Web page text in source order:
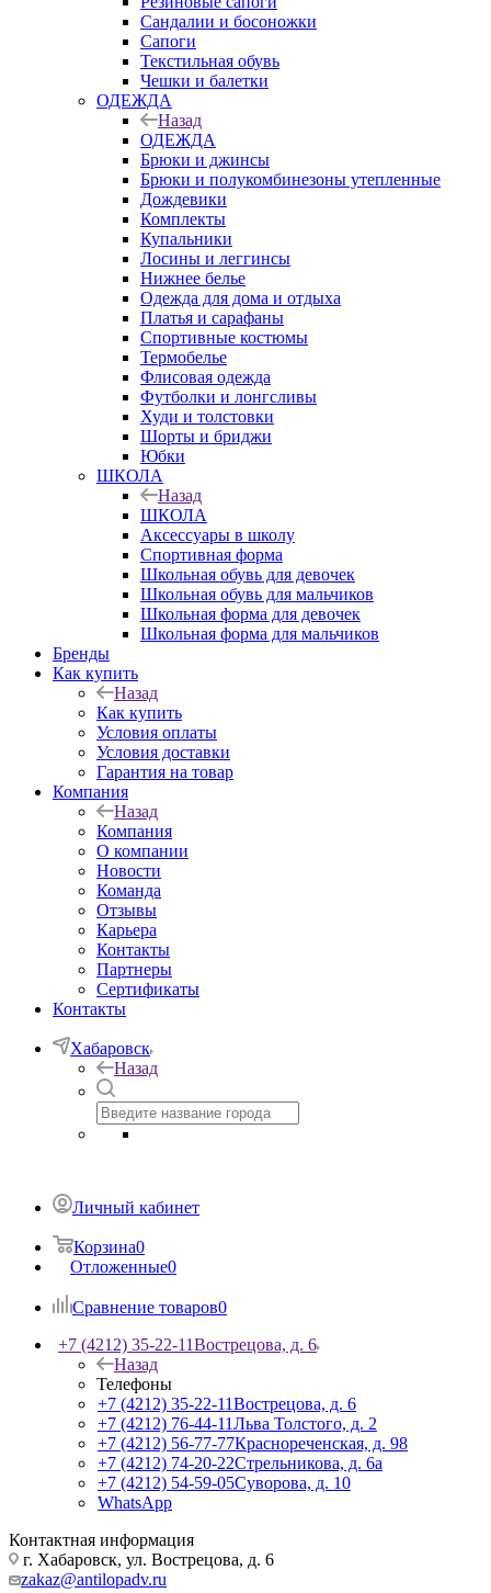
Сандалии и босоножки
Сапоги
Текстильная обувь
Чешки и балетки
ОДЕЖДА
Назад
ОДЕЖДА
Брюки и джинсы
Брюки и полукомбинезоны утепленные
Дождевики
Комплекты
Купальники
Лосины и леггинсы
Нижнее белье
Одежда для дома и отдыха
Платья и сарафаны
Спортивные костюмы
Термобелье
Флисовая одежда
Футболки и лонгсливы
Худи и толстовки
Шорты и бриджи
Юбки
ШКОЛА
Назад
ШКОЛА
Аксессуары в школу
Спортивная форма
Школьная обувь для девочек
Школьная обувь для мальчиков
Школьная форма для девочек
Школьная форма для мальчиков
Бренды
Как купить
Назад
Как купить
Условия оплаты
Условия доставки
Гарантия на товар
Компания
Назад
Компания
О компании
Новости
Команда
Отзывы
Карьера
Контакты
Партнеры
Сертификаты
Контакты
Хабаровск
Назад
Личный кабинет
Корзина0
Отложенные0
Сравнение товаров0
+7 (4212) 35-22-11Вострецова, д. 6
Назад
Телефоны
+7 (4212) 35-22-11Вострецова, д. 6
+7 (4212) 76-44-11Льва Толстого, д. 2
+7 (4212) 56-77-77Краснореченская, д. 98
+7 (4212) 74-20-22Стрельникова, д. 6а
+7 (4212) 54-59-05Суворова, д. 10
WhatsApp
Контактная информация
г. Хабаровск, ул. Вострецова, д. 6
zakaz@antilopadv.ru